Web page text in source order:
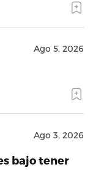
Ago 5, 2026
Ago 3, 2026
bajo tener